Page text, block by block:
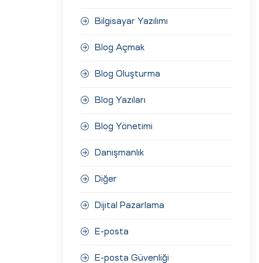
Bilgisayar Yazılımı
Blog Açmak
Blog Oluşturma
Blog Yazıları
Blog Yönetimi
Danışmanlık
Diğer
Dijital Pazarlama
E-posta
E-posta Güvenliği